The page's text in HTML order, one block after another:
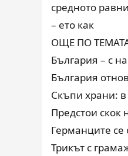
средното
– ето как
ОЩЕ ПО
България – с
България
Скъпи храни:
Предстои скок
Германците се
Трикът с